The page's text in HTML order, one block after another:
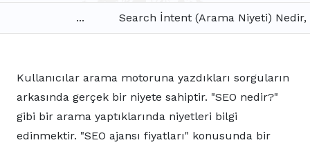
... Search İntent (Arama Niyeti) Nedir,
Kullanıcılar arama motoruna yazdıkları sorguların
arkasında gerçek bir niyete sahiptir. "SEO nedir?"
gibi bir arama yaptıklarında niyetleri bilgi
edinmektir. "SEO ajansı fiyatları" konusunda bir